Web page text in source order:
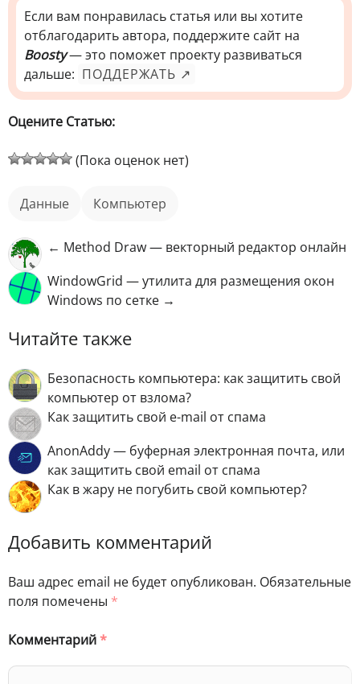
Если вам понравилась статья или вы хотите
отблагодарить автора, поддержите сайт на
Boosty— это поможет проекту развиваться
дальше: ПОДДЕРЖАТЬ ↗
Оцените Статью:
(Пока оценок нет)
данные компьютер
← Method Draw — векторный редактор онлайн
WindowGrid — утилита для размещения окон
Windows по сетке →
Читайте также
Безопасность компьютера: как защитить свой
компьютер от взлома?
Как защитить свой e-mail от спама
AnonAddy — буферная электронная почта, или
как защитить свой email от спама
Как в жару не погубить свой компьютер?
Добавить комментарий
Ваш адрес email не будет опубликован. Обязательные
поля помечены *
Комментарий*